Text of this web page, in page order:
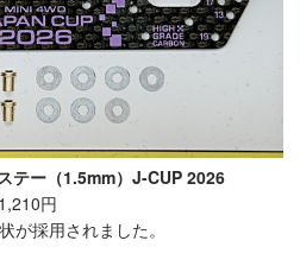
テー（1.5mm）J-CUP 2026
円
が採用されました。